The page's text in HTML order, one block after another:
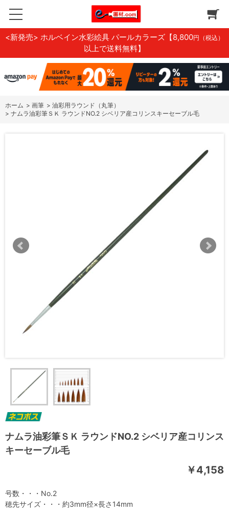
<新発売> ホルベイン水彩絵具 パールカラーズ 【8,800円（税込）
以上で送料無料】
ホーム > 画筆 > 油彩用ラウンド（丸筆）
> ナムラ油彩筆ＳＫ ラウンドNO.2 シベリア産コリンスキーセーブル毛
ナムラ油彩筆ＳＫ ラウンドNO.2 シベリア産コリンス
キーセーブル毛
￥4,158
号数・・・No.2
穂先サイズ・・・約3mm径×長さ14mm